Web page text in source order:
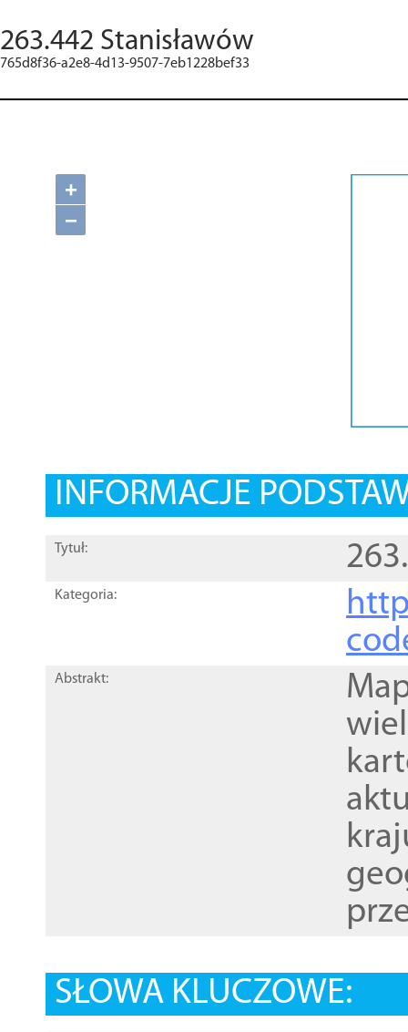
263.442 Stanisławów
765d8f36-a2e8-4d13-9507-7eb1228bef33
+
−
INFORMACJE
Tytuł:
Kategoria:
Abstrakt:
SŁOWA KLUCZOWE: